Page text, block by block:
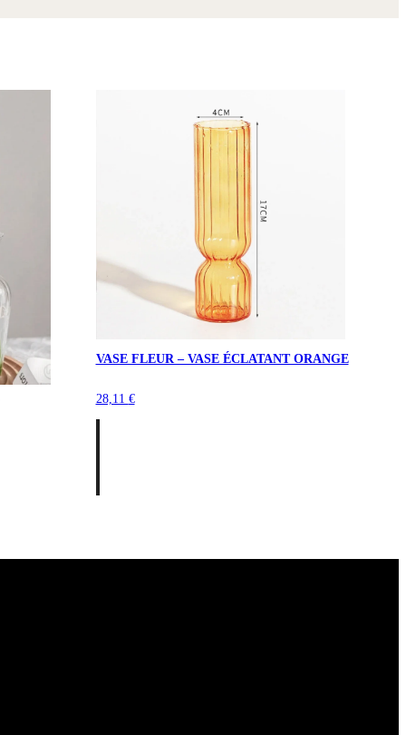
VASE FLEUR – VASE ÉCLATANT ORANGE
28,11 €